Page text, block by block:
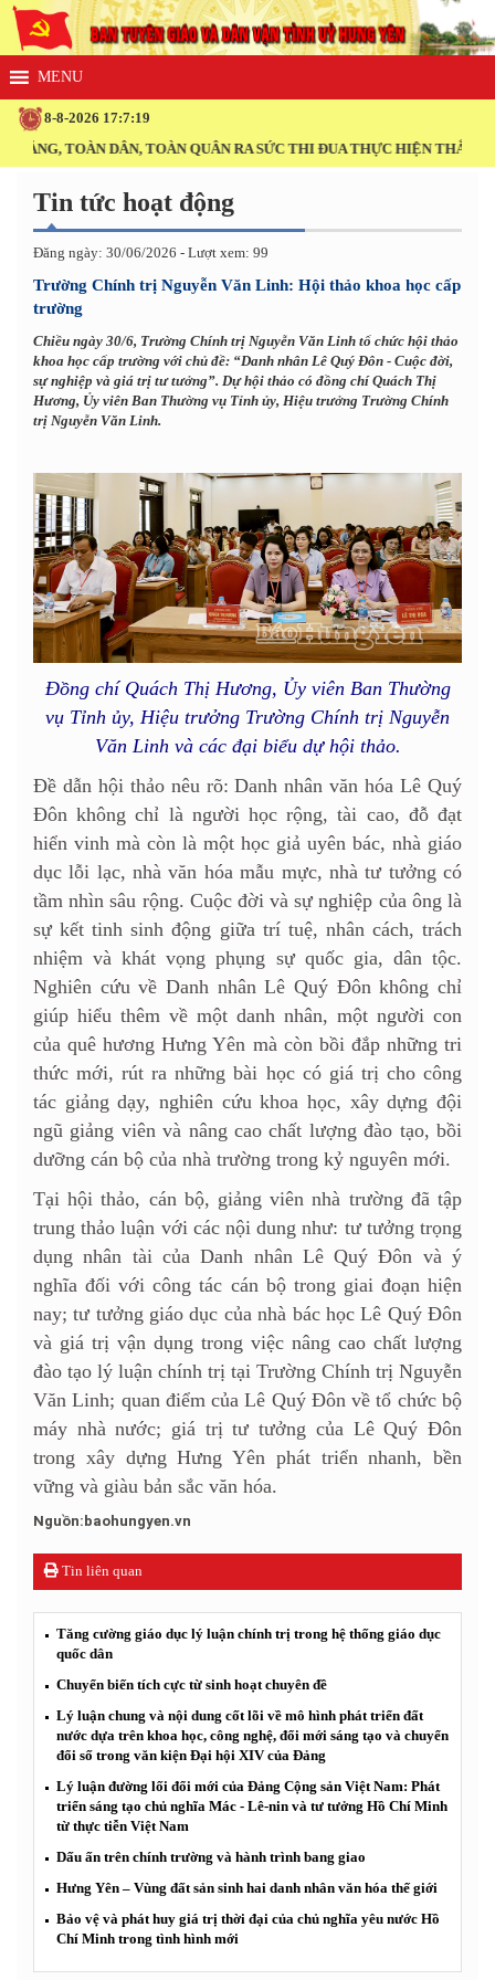
8-8-2026 17:7:19
TOÀN DÂN, TOÀN QUÂN RA SỨC THI ĐUA THỰC HIỆN THẮNG
Tin tức hoạt động
Đăng ngày: 30/06/2026 - Lượt xem: 99
Trường Chính trị Nguyễn Văn Linh: Hội thảo khoa học cấp
trường
Chiều ngày 30/6, Trường Chính trị Nguyễn Văn Linh tổ chức hội thảo
khoa học cấp trường với chủ đề: “Danh nhân Lê Quý Đôn - Cuộc đời,
sự nghiệp và giá trị tư tưởng”. Dự hội thảo có đồng chí Quách Thị
Hương, Ủy viên Ban Thường vụ Tỉnh ủy, Hiệu trưởng Trường Chính
trị Nguyễn Văn Linh.
Đồng chí Quách Thị Hương, Ủy viên Ban Thường
vụ Tỉnh ủy, Hiệu trưởng Trường Chính trị Nguyễn
Văn Linh và các đại biểu dự hội thảo.
Đề dẫn hội thảo nêu rõ: Danh nhân văn hóa Lê Quý
Đôn không chỉ là người học rộng, tài cao, đỗ đạt
hiển vinh mà còn là một học giả uyên bác, nhà giáo
dục lỗi lạc, nhà văn hóa mẫu mực, nhà tư tưởng có
tầm nhìn sâu rộng. Cuộc đời và sự nghiệp của ông là
sự kết tinh sinh động giữa trí tuệ, nhân cách, trách
nhiệm và khát vọng phụng sự quốc gia, dân tộc.
Nghiên cứu về Danh nhân Lê Quý Đôn không chỉ
giúp hiểu thêm về một danh nhân, một người con
của quê hương Hưng Yên mà còn bồi đắp những tri
thức mới, rút ra những bài học có giá trị cho công
tác giảng dạy, nghiên cứu khoa học, xây dựng đội
ngũ giảng viên và nâng cao chất lượng đào tạo, bồi
dưỡng cán bộ của nhà trường trong kỷ nguyên mới.
Tại hội thảo, cán bộ, giảng viên nhà trường đã tập
trung thảo luận với các nội dung như: tư tưởng trọng
dụng nhân tài của Danh nhân Lê Quý Đôn và ý
nghĩa đối với công tác cán bộ trong giai đoạn hiện
nay; tư tưởng giáo dục của nhà bác học Lê Quý Đôn
và giá trị vận dụng trong việc nâng cao chất lượng
đào tạo lý luận chính trị tại Trường Chính trị Nguyễn
Văn Linh; quan điểm của Lê Quý Đôn về tổ chức bộ
máy nhà nước; giá trị tư tưởng của Lê Quý Đôn
trong xây dựng Hưng Yên phát triển nhanh, bền
vững và giàu bản sắc văn hóa.
Nguồn:baohungyen.vn
Tin liên quan
Tăng cường giáo dục lý luận chính trị trong hệ thống giáo dục
quốc dân
Chuyển biến tích cực từ sinh hoạt chuyên đề
Lý luận chung và nội dung cốt lõi về mô hình phát triển đất
nước dựa trên khoa học, công nghệ, đổi mới sáng tạo và chuyển
đổi số trong văn kiện Đại hội XIV của Đảng
Lý luận đường lối đổi mới của Đảng Cộng sản Việt Nam: Phát
triển sáng tạo chủ nghĩa Mác - Lê-nin và tư tưởng Hồ Chí Minh
từ thực tiễn Việt Nam
Dấu ấn trên chính trường và hành trình bang giao
Hưng Yên – Vùng đất sản sinh hai danh nhân văn hóa thế giới
Bảo vệ và phát huy giá trị thời đại của chủ nghĩa yêu nước Hồ
Chí Minh trong tình hình mới